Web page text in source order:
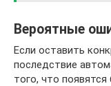
Вероятные
Если оставить
последствие
того, что